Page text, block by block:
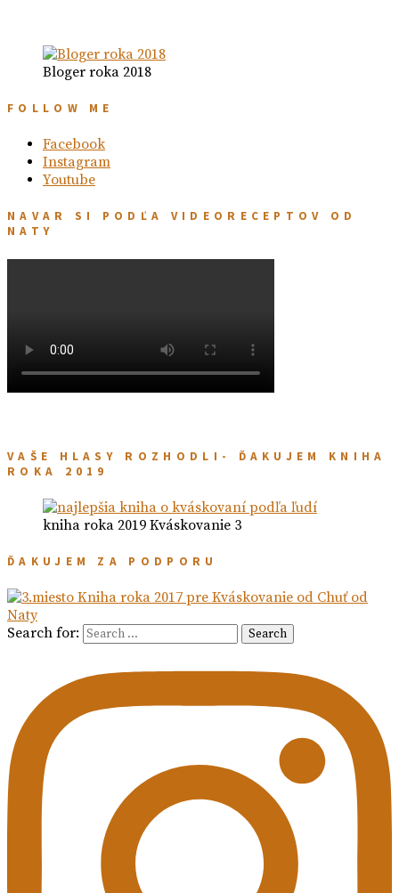
Bloger roka 2018
FOLLOW ME
Facebook
Instagram
Youtube
NAVAR SI PODĽA VIDEORECEPTOV OD
NATY
VAŠE HLASY ROZHODLI- ĎAKUJEM KNIHA
ROKA 2019
kniha roka 2019 Kváskovanie 3
ĎAKUJEM ZA PODPORU
Search for: Search